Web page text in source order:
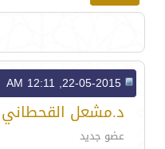
د.مشعل القحطاني
عضو جديد